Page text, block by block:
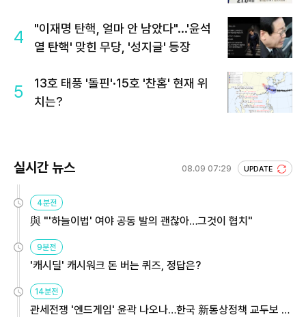
4
"이재명 탄핵, 얼마 안 남았다"...'윤석
열 탄핵' 맞힌 무당, '성지글' 등장
5
13호 태풍 '돌핀'·15호 '찬홈' 현재 위
치는?
실시간 뉴스 08.09 07:29 UPDATE
4분전
與 "'하늘이법' 여야 공동 발의 괜찮아…그것이 협치"
9분전
'캐시딜' 캐시워크 돈 버는 퀴즈, 정답은?
14분전
관세전쟁 '엔드게임' 윤곽 나오나…한국 新통상정책 교두보 활